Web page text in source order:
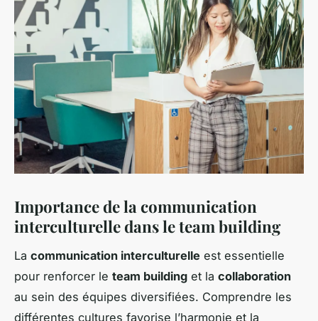
Importance de la communication
interculturelle dans le team building
La communication interculturelle est essentielle
pour renforcer le team building et la collaboration
au sein des équipes diversifiées. Comprendre les
différentes cultures favorise l’harmonie et la